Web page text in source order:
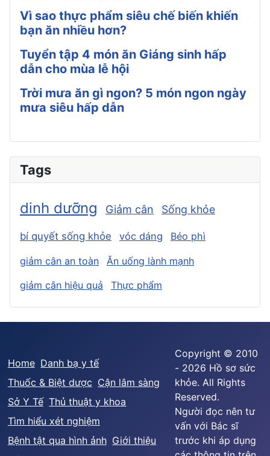
Vì sao thực phẩm siêu chế biến khiến
bạn ăn nhiều hơn?
Tuyển tập 4 món ăn Giáng sinh hấp
dẫn cho mùa lễ hội
Trời mưa ăn gì ngon? 5 món ngon ngày
mưa siêu hấp dẫn
Tags
dinh dưỡng Giảm cân Sống khỏe
bí quyết sống khỏe vóc dáng Béo phì
giảm cân an toàn
Ăn uống lành mạnh
giảm cân hiệu quả
Thực phẩm
Home Danh bạ y tế
Thuốc & Biệt dược Cận lâm sàng
Sở Y Tế Thủ thuật y khoa
Tìm hiểu xét nghiệm
Bệnh tật qua hình ảnh Giới thiệu
Copyright © 2010
- 2026 Hồ sơ sức
khỏe. All Rights
Reserved.
Người đọc nên tư
vấn với Bác sĩ
trước khi áp dụng